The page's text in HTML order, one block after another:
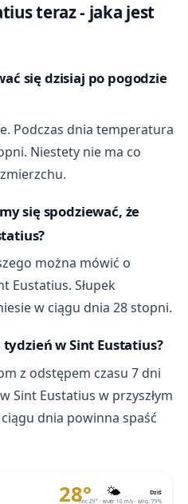
teraz - jaka jest
się dzisiaj po pogodzie
Podczas dnia temperatura
Niestety nie ma co
się spodziewać, że
można mówić o
Eustatius. Słupek
w ciągu dnia 28 stopni.
w Sint Eustatius?
z odstępem czasu 7 dni
Sint Eustatius w przyszłym
dnia powinna spaść